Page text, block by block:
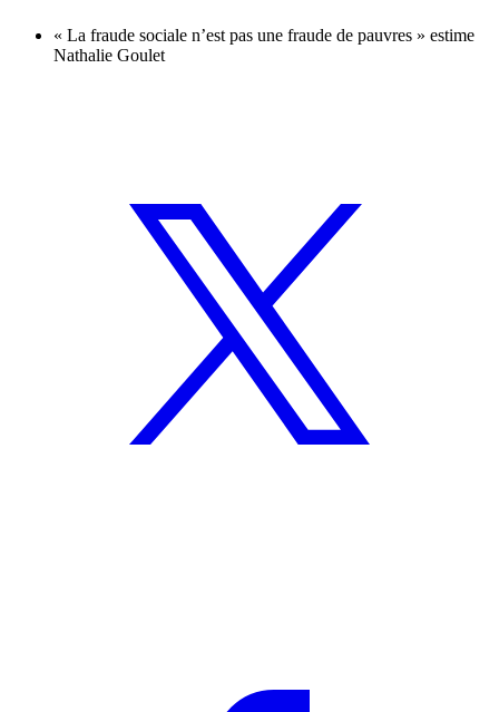
« La fraude sociale n’est pas une fraude de pauvres » estime
Nathalie Goulet